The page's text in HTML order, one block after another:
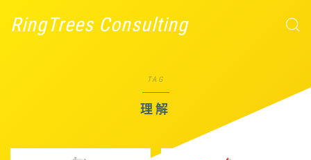
RingTrees Consulting
TAG
理解